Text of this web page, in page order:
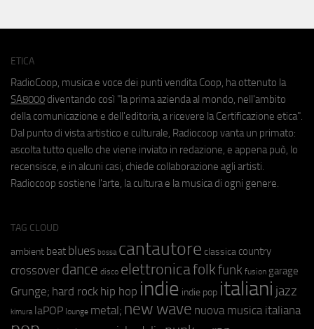
ETICA
RadioCoop, musica e voce dei punti vendita Coop, ha ottenuto la
SA8000 diventando così "la prima azienda al mondo, nell'ambito
della comunicazione e dell'editoria, a ricevere la Certificazione etica".
Dal punto di vista artistico e culturale, Radiocoop vanta un primato:
ascolta tutto quello che viene inviato in redazione, e appena può, lo
recensisce, e in alcuni casi, chiede collaborazione agli artisti.
Radiocoop sostiene l'arte, la cultura e la musica di ogni genere.
TAG CLOUD
ambient beat blues bossa cantautore classica country
crossover dance disco elettronicafolkfunk fusion garage
Grunge; hard rock hip hop indie indie pop italiani jazz
kimura laPOP lounge metal; new wave nuova musica italiana